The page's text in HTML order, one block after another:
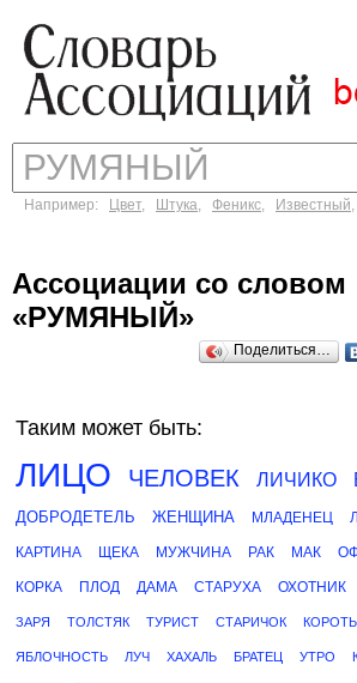
Например: Цвет, Штука, Феникс, Известный,
Ассоциации со словом
«РУМЯНЫЙ»
Поделиться…
Таким может быть:
ЛИЦО ЧЕЛОВЕК ЛИЧИКО
ДОБРОДЕТЕЛЬ ЖЕНЩИНА МЛАДЕНЕЦ
КАРТИНА ЩЕКА МУЖЧИНА РАК МАК
КОРКА ПЛОД ДАМА СТАРУХА ОХОТНИК
ЗАРЯ ТОЛСТЯК ТУРИСТ СТАРИЧОК
ЯБЛОЧНОСТЬ ЛУЧ ХАХАЛЬ БРАТЕЦ УТРО